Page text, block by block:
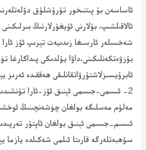
ئاساسەن بۇ پىتنىخور تۇرۇشلۇق
ئالاقىلشىپ، بۇلارنى ئۇيغۇرلارنىڭ
شەخىسلەر ئارسىغا زىدىيەت تېرىپ ئۆز ئارا
بۇزۋەتكەنلىكىنى،داۋا يۇلدىكى پىداكارغا
ئابرۇيسىزلاشتۇرۋاتقانلىقى ھەققىدە ئەرىز
2- ئىسمى-جىسمى ئېنىق ئۆز-ئارا تۇنشىدىغانلارغا قارىتا تەدبىر
مەلۇم مەسلىگە بولغان چۈشەنچىنىڭ
ئىسىم_جىسمى ئېنىق بولغان ئاپتۇر
سۆھبەتلەرگە قارىتا ئىلمى شەكىلدە يازما